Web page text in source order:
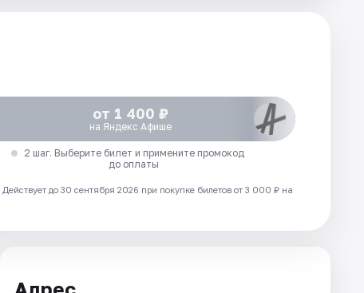
от 1 400 ₽
на Яндекс Афише
2 шаг. Выберите билет и примените промокод
до оплаты
Действует до 30 сентября 2026 при покупке билетов от 3 000 ₽ на
Адрес